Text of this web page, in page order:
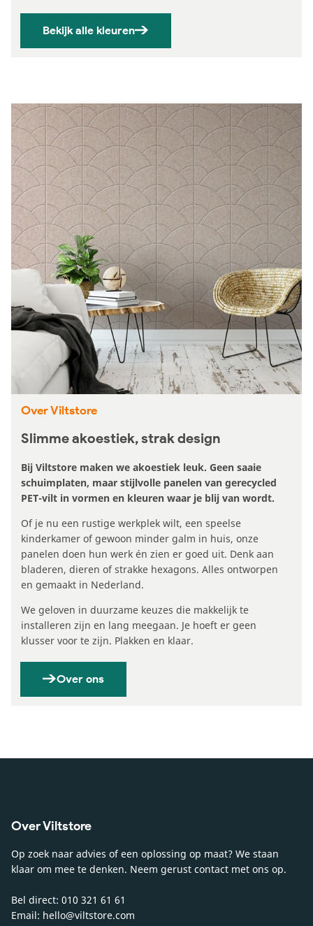
Bekijk alle kleuren
Over Viltstore
Slimme akoestiek, strak design
Bij Viltstore maken we akoestiek leuk. Geen saaie
schuimplaten, maar stijlvolle panelen van gerecycled
PET-vilt in vormen en kleuren waar je blij van wordt.
Of je nu een rustige werkplek wilt, een speelse
kinderkamer of gewoon minder galm in huis, onze
panelen doen hun werk én zien er goed uit. Denk aan
bladeren, dieren of strakke hexagons. Alles ontworpen
en gemaakt in Nederland.
We geloven in duurzame keuzes die makkelijk te
installeren zijn en lang meegaan. Je hoeft er geen
klusser voor te zijn. Plakken en klaar.
Over ons
Over Viltstore
Op zoek naar advies of een oplossing op maat? We staan
klaar om mee te denken. Neem gerust contact met ons op.
Bel direct: 010 321 61 61
Email: hello@viltstore.com